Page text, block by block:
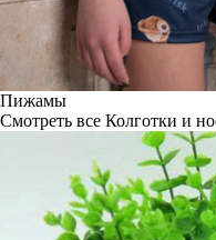
Пижамы
Смотреть все Колготки и